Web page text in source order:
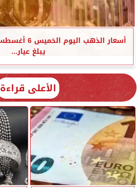
يبلغ عيار...
الأعلى قراءة